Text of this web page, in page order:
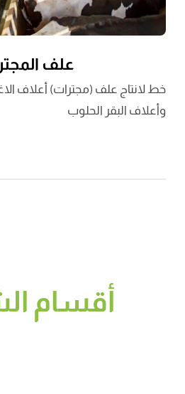
علف
خط لانتاج علف (مجترات) أعلاف
وأعلاف البقر الحلوب
أقسام